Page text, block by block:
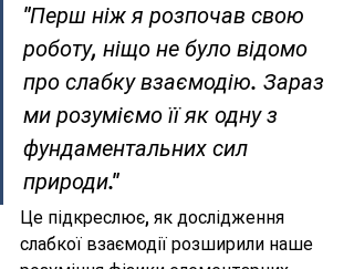
"Перш ніж я розпочав свою
роботу, ніщо не було відомо
про слабку взаємодію. Зараз
ми розуміємо її як одну з
фундаментальних сил
природи."
Це підкреслює, як дослідження
слабкої взаємодії розширили наше